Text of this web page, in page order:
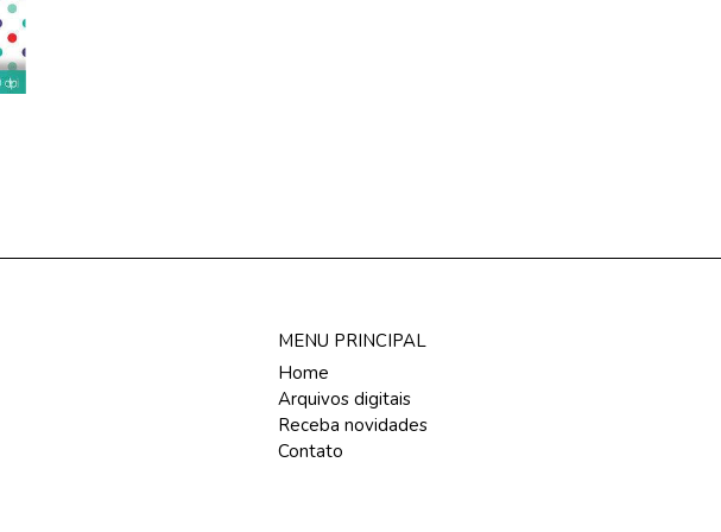
MENU PRINCIPAL
Home
Arquivos digitais
Receba novidades
Contato